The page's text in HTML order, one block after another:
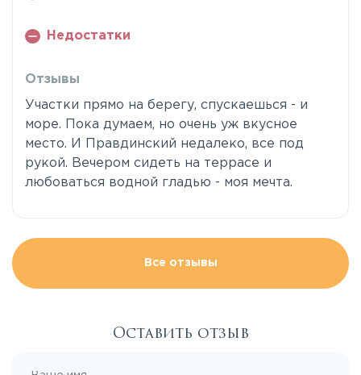
Недостатки
Отзывы
Участки прямо на берегу, спускаешься - и
море. Пока думаем, но очень уж вкусное
место. И Правдинский недалеко, все под
рукой. Вечером сидеть на террасе и
любоваться водной гладью - моя мечта.
Все отзывы
Оставить отзыв